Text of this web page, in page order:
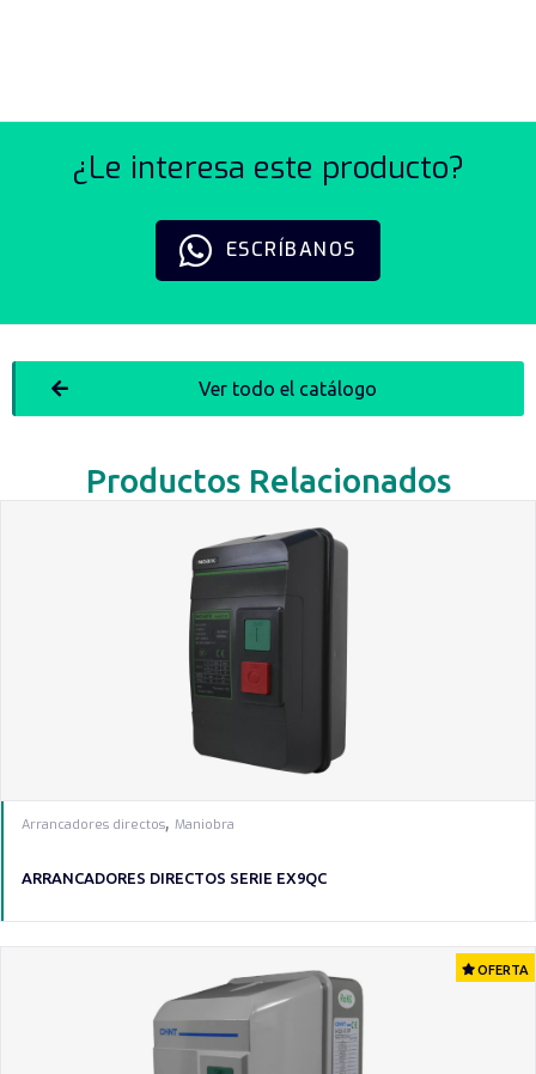
¿Le interesa este producto?
ESCRÍBANOS
Productos Relacionados
Ver todo el catálogo
Arrancadores directos, Maniobra
ARRANCADORES DIRECTOS SERIE EX9QC
OFERTA